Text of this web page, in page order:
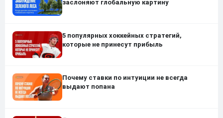
заслоняют глобальную картину
5 популярных хоккейных стратегий,
которые не принесут прибыль
Почему ставки по интуиции не всегда
выдают попана